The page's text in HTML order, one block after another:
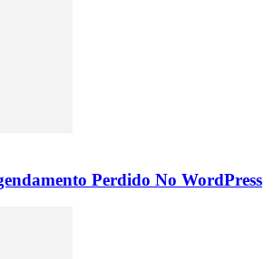
Perdido No WordPress